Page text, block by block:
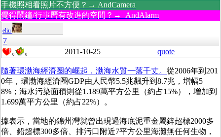
手機照相看照片不方便？→ AndCamera
覺得鬧鐘/行事曆有改進的空間？→ AndAlarm
eliu
7
0 0 2011-10-25 quote
隨著環渤海經濟圈的崛起，渤海水質一落千丈。 從2006年到201
0年，環渤海經濟圈GDP由人民幣5.5兆飆升到8.7兆，增幅5
8%；海水污染面積則從1.189萬平方公里（約占15%），增加到
1.699萬平方公里（約占22%）。
據表示，當地的錦州灣就曾出現過海底泥重金屬鋅超標2000多
倍、鉛超標300多倍、排污口附近7平方公里海灘無任何生物，